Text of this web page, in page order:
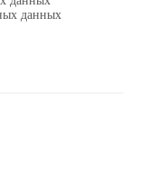
данных